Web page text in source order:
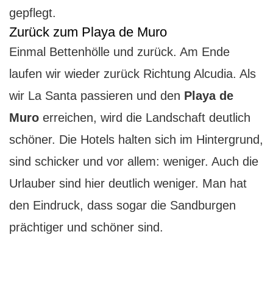
gepflegt.
Zurück zum Playa de Muro
Einmal Bettenhölle und zurück. Am Ende
laufen wir wieder zurück Richtung Alcudia. Als
wir La Santa passieren und den Playa de
Muro erreichen, wird die Landschaft deutlich
schöner. Die Hotels halten sich im Hintergrund,
sind schicker und vor allem: weniger. Auch die
Urlauber sind hier deutlich weniger. Man hat
den Eindruck, dass sogar die Sandburgen
prächtiger und schöner sind.